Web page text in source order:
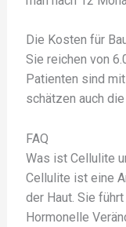
Die Kosten für
Sie reichen von
Patienten sind
schätzen auch
FAQ
Was ist Cellulite
Cellulite ist eine
der Haut. Sie
Hormonelle